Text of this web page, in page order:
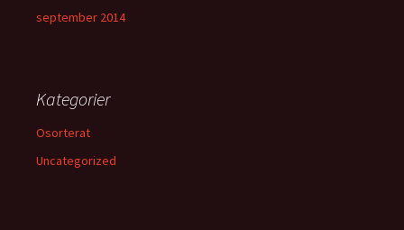
september 2014
Kategorier
Osorterat
Uncategorized